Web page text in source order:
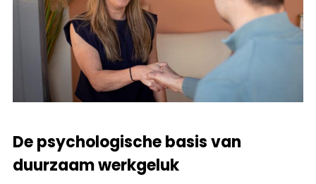
De psychologische basis van
duurzaam werkgeluk